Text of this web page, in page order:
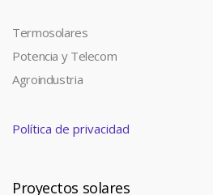
Termosolares
Potencia y Telecom
Agroindustria
Política de privacidad
Proyectos solares